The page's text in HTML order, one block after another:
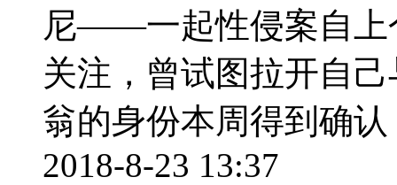
尼——一起性侵案自上
关注，曾试图拉开自
翁的身份本周得到确认
2018-8-23 13:37